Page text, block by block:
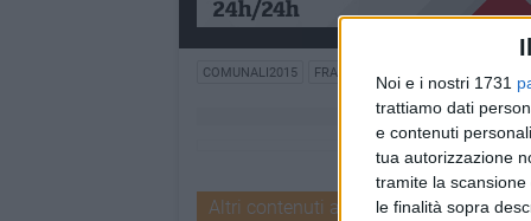
Noi e i nostri 1731
trattiamo dati
e contenuti
tua autorizzazione
tramite la
le finalità sopra
COMUNALI2015 FRANCO VESPE
Altri contenuti a tema